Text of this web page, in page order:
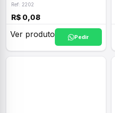
Ref: 2202
R$ 0,08
Ver produto Pedir